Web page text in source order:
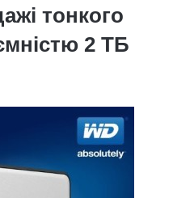
тонкого
2 ТБ